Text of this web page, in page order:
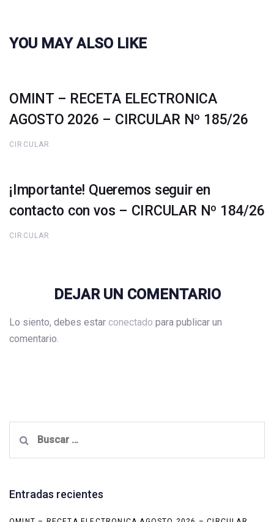
YOU MAY ALSO LIKE
OMINT – RECETA ELECTRONICA
AGOSTO 2026 – CIRCULAR Nº 185/26
CIRCULAR
¡Importante! Queremos seguir en
contacto con vos – CIRCULAR Nº 184/26
CIRCULAR
DEJAR UN COMENTARIO
Lo siento, debes estar conectado para publicar un
comentario.
Entradas recientes